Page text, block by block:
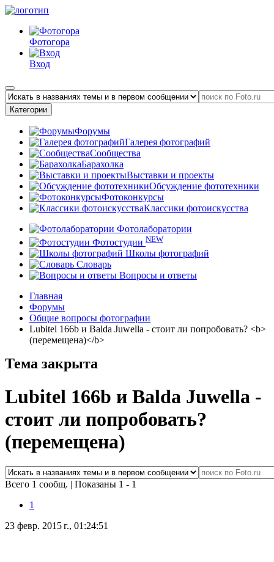
Фотогора
Вход
Категории
Форумы
Галерея фотографий
Сообщества
Барахолка
Выставки и проекты
Обсуждение фототехники
Фотоконкурсы
Классики фотоискусства
Фотолаборатории
Фотостудии NEW
Школы фотографий
Словарь
Вопросы и ответы
Главная
Форумы
Общие вопросы фотографии
Lubitel 166b и Balda Juwella - стоит ли попробовать? <b>
(перемещена)</b>
Тема закрыта
Lubitel 166b и Balda Juwella -
стоит ли попробовать?
(перемещена)
Всего 1 сообщ. | Показаны 1 - 1
1
23 февр. 2015 г., 01:24:51